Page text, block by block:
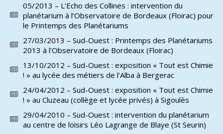
05/2013 – L’Echo des Collines : intervention du
planétarium à l’Observatoire de Bordeaux (Floirac) pour
le Printemps des Planétariums
27/03/2013 – Sud-Ouest : Printemps des Planétariums
2013 à l’Observatoire de Bordeaux (Floirac)
13/10/2012 – Sud-Ouest : exposition « Tout est Chimie
! » au lycée des métiers de l’Alba à Bergerac
24/04/2012 – Sud-Ouest : exposition « Tout est Chimie
! » au Cluzeau (collège et lycée privés) à Sigoulès
29/04/2010 – Sud-Ouest : intervention du planétarium
au centre de loisirs Léo Lagrange de Blaye (St Seurin)